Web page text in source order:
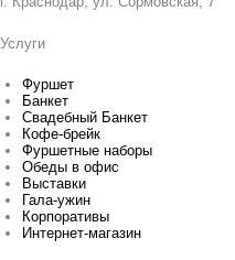
Услуги
Фуршет
Банкет
Свадебный Банкет
Кофе-брейк
Фуршетные наборы
Обеды в офис
Выставки
Гала-ужин
Корпоративы
Интернет-магазин